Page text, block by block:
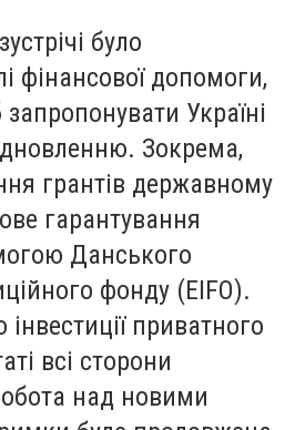
було
фінансової допомоги,
Україні
Зокрема,
грантів державному
гарантування
Данського
фонду (EIFO).
приватного
всі сторони
над новими